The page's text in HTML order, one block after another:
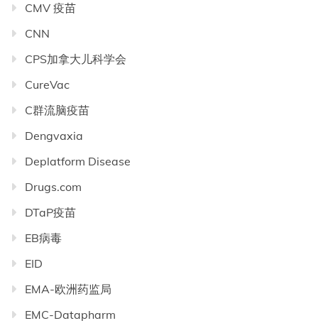
CMV 疫苗
CNN
CPS加拿大儿科学会
CureVac
C群流脑疫苗
Dengvaxia
Deplatform Disease
Drugs.com
DTaP疫苗
EB病毒
EID
EMA-欧洲药监局
EMC-Datapharm